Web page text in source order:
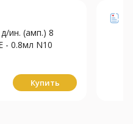
ин. (амп.) 8
- 0.8мл N10
Купить